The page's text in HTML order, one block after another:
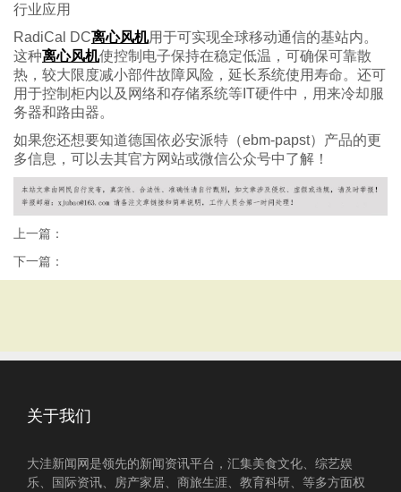
行业应用
RadiCal DC离心风机用于可实现全球移动通信的基站内。
这种离心风机使控制电子保持在稳定低温，可确保可靠散
热，较大限度减小部件故障风险，延长系统使用寿命。还可
用于控制柜内以及网络和存储系统等IT硬件中，用来冷却服
务器和路由器。
如果您还想要知道德国依必安派特（ebm-papst）产品的更
多信息，可以去其官方网站或微信公众号中了解！
上一篇：
下一篇：
关于我们
大洼新闻网是领先的新闻资讯平台，汇集美食文化、综艺娱
乐、国际资讯、房产家居、商旅生涯、教育科研、等多方面权